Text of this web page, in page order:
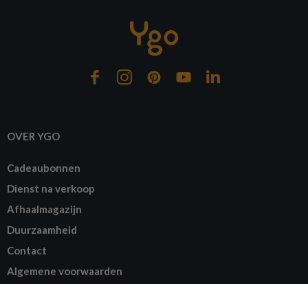
OVER YGO
Cadeaubonnen
Dienst na verkoop
Afhaalmagazijn
Duurzaamheid
Contact
Algemene voorwaarden